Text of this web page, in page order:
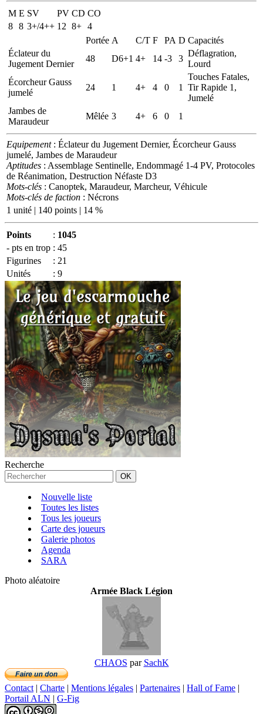
M E SV PV CD CO
8 8 3+/4++ 12 8+ 4
Portée A C/T F PA D Capacités
Éclateur du
Jugement Dernier
48 D6+1 4+ 14 -3 3
Déflagration,
Lourd
Écorcheur Gauss
jumelé
24 1 4+ 4 0 1
Touches Fatales,
Tir Rapide 1,
Jumelé
Jambes de
Maraudeur
Mêlée 3 4+ 6 0 1
Equipement: Éclateur du Jugement Dernier, Écorcheur Gauss
jumelé, Jambes de Maraudeur
Aptitudes : Assemblage Sentinelle, Endommagé 1-4 PV, Protocoles
de Réanimation, Destruction Néfaste D3
Mots-clés : Canoptek, Maraudeur, Marcheur, Véhicule
Mots-clés de faction : Nécrons
1 unité | 140 points | 14 %
Points : 1045
- pts en trop : 45
Figurines
: 21
Unités
: 9
Recherche
Nouvelle liste
Toutes les listes
Tous les joueurs
Carte des joueurs
Galerie photos
Agenda
SARA
Photo aléatoire
Armée Black Légion
CHAOS par SachK
Contact | Charte | Mentions légales | Partenaires | Hall of Fame |
Portail ALN | G-Fig